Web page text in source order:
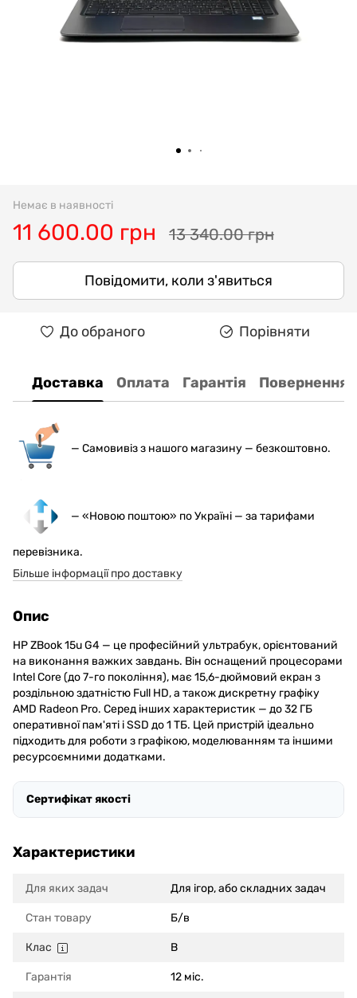
Немає в наявності
11 600.00 грн 13 340.00 грн
Повідомити, коли з'явиться
До обраного Порівняти
Доставка Оплата Гарантія Повернення
— Самовивіз з нашого магазину — безкоштовно.
— «Новою поштою» по Україні — за тарифами
перевізника.
Більше інформації про доставку
Опис
HP ZBook 15u G4 — це професійний ультрабук, орієнтований
на виконання важких завдань. Він оснащений процесорами
Intel Core (до 7-го покоління), має 15,6-дюймовий екран з
роздільною здатністю Full HD, а також дискретну графіку
AMD Radeon Pro. Серед інших характеристик — до 32 ГБ
оперативної пам'яті і SSD до 1 ТБ. Цей пристрій ідеально
підходить для роботи з графікою, моделюванням та іншими
ресурсоємними додатками.
Сертифікат якості
Характеристики
Для яких задач Для ігор, або складних задач
Стан товару Б/в
Клас B
Гарантія 12 міс.